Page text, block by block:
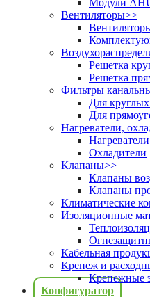
Модули
Вентиляторы>>
Решетка
Решетка
Фильтры
Для
Для
Нагреватели,
Нагреватели
Охладители
Клапаны>>
Клапаны
Клапаны
Климатические
Изоляционные
Кабельная
Крепеж и
Крепежные
Конфигуратор